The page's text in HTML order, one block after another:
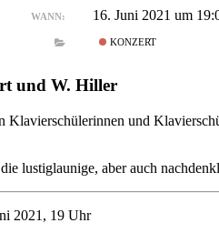
WANN: 16. Juni 2021 um
KONZERT
und W. Hiller
Klavierschülerinnen und
lustiglaunige, aber auch
2021, 19 Uhr